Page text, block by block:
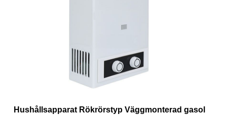
Hushållsapparat Rökrörstyp Väggmonterad gasol